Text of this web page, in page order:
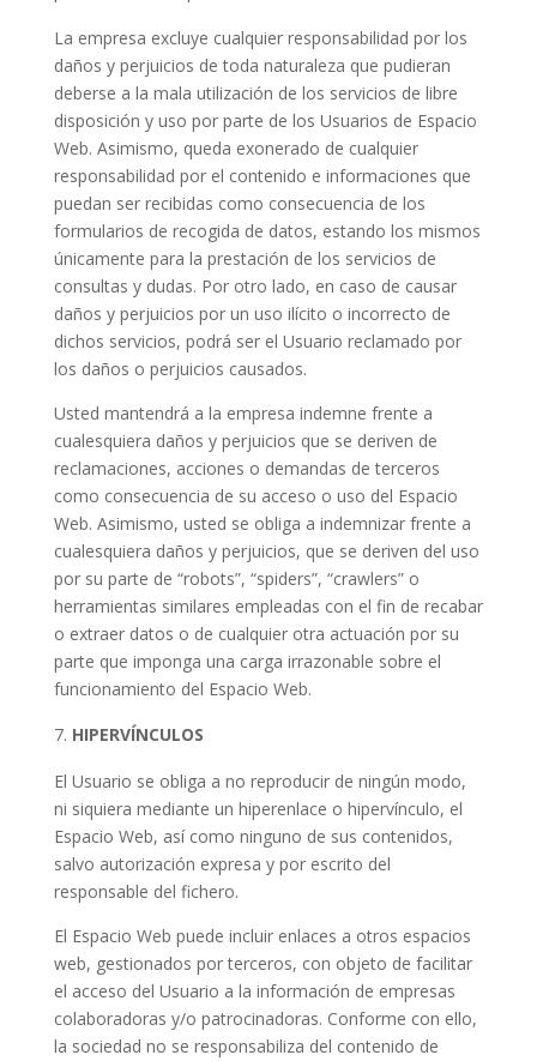
La empresa excluye cualquier responsabilidad por los
daños y perjuicios de toda naturaleza que pudieran
deberse a la mala utilización de los servicios de libre
disposición y uso por parte de los Usuarios de Espacio
Web. Asimismo, queda exonerado de cualquier
responsabilidad por el contenido e informaciones que
puedan ser recibidas como consecuencia de los
formularios de recogida de datos, estando los mismos
únicamente para la prestación de los servicios de
consultas y dudas. Por otro lado, en caso de causar
daños y perjuicios por un uso ilícito o incorrecto de
dichos servicios, podrá ser el Usuario reclamado por
los daños o perjuicios causados.
Usted mantendrá a la empresa indemne frente a
cualesquiera daños y perjuicios que se deriven de
reclamaciones, acciones o demandas de terceros
como consecuencia de su acceso o uso del Espacio
Web. Asimismo, usted se obliga a indemnizar frente a
cualesquiera daños y perjuicios, que se deriven del uso
por su parte de “robots”, “spiders”, “crawlers” o
herramientas similares empleadas con el fin de recabar
o extraer datos o de cualquier otra actuación por su
parte que imponga una carga irrazonable sobre el
funcionamiento del Espacio Web.
HIPERVÍNCULOS
El Usuario se obliga a no reproducir de ningún modo,
ni siquiera mediante un hiperenlace o hipervínculo, el
Espacio Web, así como ninguno de sus contenidos,
salvo autorización expresa y por escrito del
responsable del fichero.
El Espacio Web puede incluir enlaces a otros espacios
web, gestionados por terceros, con objeto de facilitar
el acceso del Usuario a la información de empresas
colaboradoras y/o patrocinadoras. Conforme con ello,
la sociedad no se responsabiliza del contenido de